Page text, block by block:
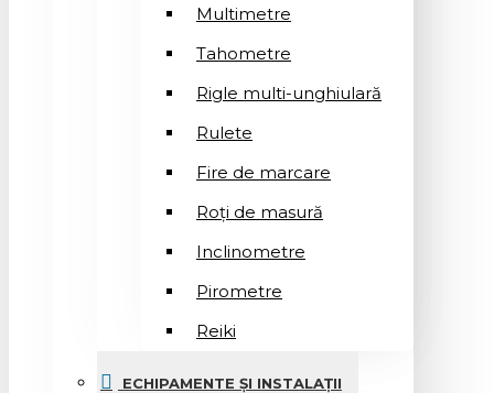
Multimetre
Tahometre
Rigle multi-unghiulară
Rulete
Fire de marcare
Roți de masură
Inclinometre
Pirometre
Reiki
ECHIPAMENTE ȘI INSTALAȚII